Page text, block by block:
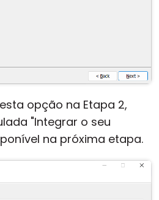
opção na Etapa 2,
"Integrar o seu
na próxima etapa.